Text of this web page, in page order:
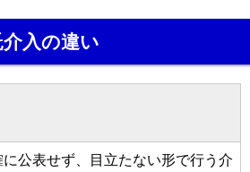
入の違い
公表せず、目立たない形で行う介